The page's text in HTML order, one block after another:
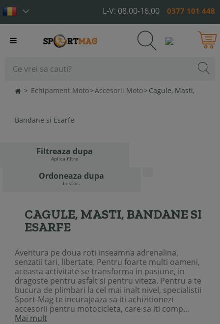
L-V: 08.00-16.00 0377 101 448
Toggle
> Echipament Moto>Accesorii Moto> Cagule, Masti,
Bandane si Esarfe
Filtreaza dupa
Aplica filtre
Ordoneaza dupa
In stoc.
CAGULE, MASTI, BANDANE SI
ESARFE
Aventura pe doua roti inseamna adrenalina,
senzatii tari, libertate. Pentru foarte multi oameni,
aceasta activitate se transforma in pasiune, in
dragoste pentru asfalt si pentru viteza. Pentru a te
bucura de plimbari la cel mai inalt nivel, specialistii
Sport-Mag te incurajeaza sa iti achizitionezi
accesorii pentru motocicleta, care sa iti comp...
Mai mult